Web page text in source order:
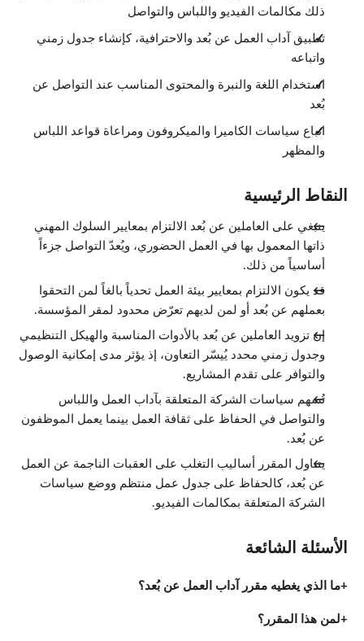
ذلك مكالمات الفيديو واللباس والتواصل
تطبيق آداب العمل عن بُعد والاحترافية، كإنشاء جدول زمني
واتباعه
استخدام اللغة والنبرة والمحتوى المناسب عند التواصل عن
بُعد
اتباع سياسات الكاميرا والميكروفون ومراعاة قواعد اللباس
والمظهر
النقاط الرئيسية
ينبغي على العاملين عن بُعد الالتزام بمعايير السلوك المهني
ذاتها المعمول بها في العمل الحضوري، ويُعدّ التواصل جزءاً
أساسياً من ذلك.
قد يكون الالتزام بمعايير بيئة العمل تحدياً بالغاً لمن التحقوا
بعملهم عن بُعد أو لمن لديهم تعرّض محدود لمقر المؤسسة.
إن تزويد العاملين عن بُعد بالأدوات المناسبة والهيكل التنظيمي
وجدول زمني محدد يُيسّر التعاون، إذ يؤثر مدى إمكانية الوصول
والتوافر على تقدم المشاريع.
تُسهم سياسات الشركة المتعلقة بآداب العمل واللباس
والتواصل في الحفاظ على ثقافة العمل بينما يعمل الموظفون
عن بُعد.
يتناول المقرر أساليب التغلب على العقبات الناجمة عن العمل
عن بُعد، كالحفاظ على جدول عمل منتظم ووضع سياسات
الشركة المتعلقة بمكالمات الفيديو.
الأسئلة الشائعة
ما الذي يغطيه مقرر آداب العمل عن بُعد؟
لمن هذا المقرر؟